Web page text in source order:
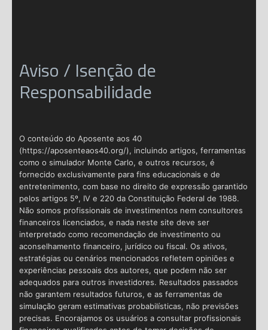
Aviso / Isenção de
Responsabilidade
O conteúdo do Aposente aos 40
(https://aposenteaos40.org/), incluindo artigos, ferramentas
como o simulador Monte Carlo, e outros recursos, é
fornecido exclusivamente para fins educacionais e de
entretenimento, com base no direito de expressão garantido
pelos artigos 5º, IV e 220 da Constituição Federal de 1988.
Não somos profissionais de investimentos nem consultores
financeiros licenciados, e nada neste site deve ser
interpretado como recomendação de investimento ou
aconselhamento financeiro, jurídico ou fiscal. Os ativos,
estratégias ou cenários mencionados refletem opiniões e
experiências pessoais dos autores, que podem não ser
adequados para outros investidores. Resultados passados
não garantem resultados futuros, e as ferramentas de
simulação geram estimativas probabilísticas, não previsões
precisas. Encorajamos os usuários a consultar profissionais